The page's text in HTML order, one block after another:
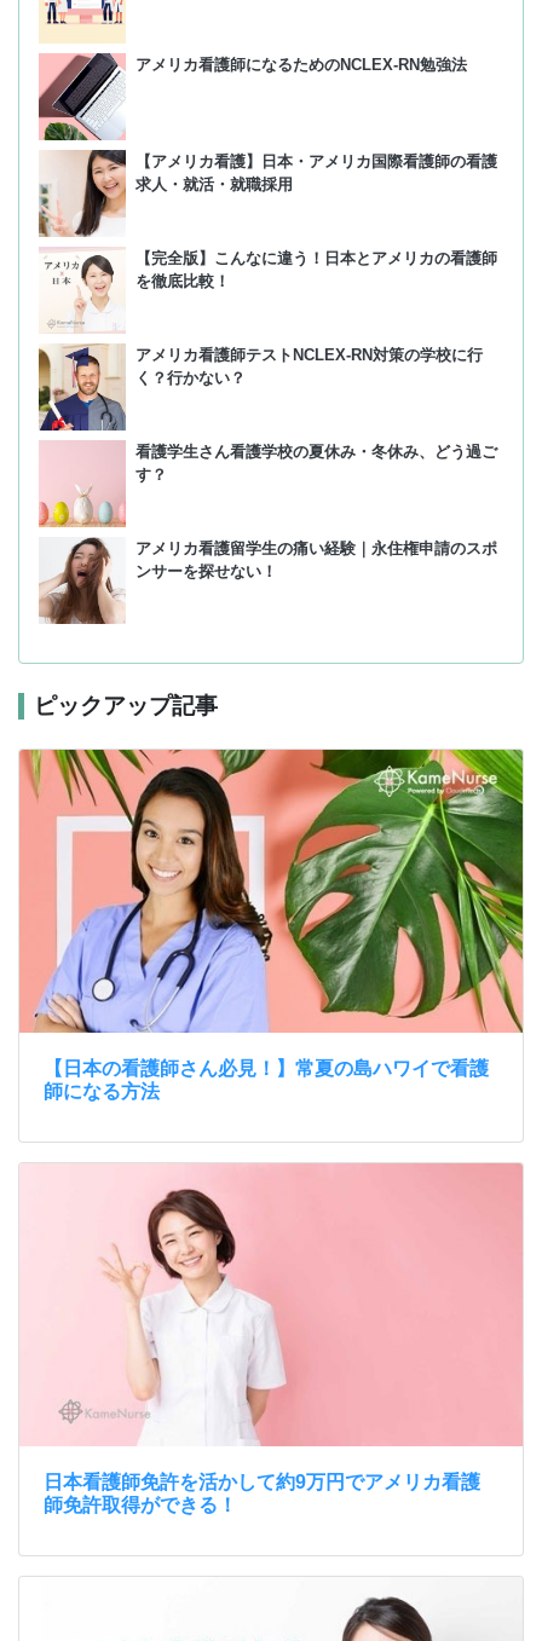
アメリカ看護師になるためのNCLEX-RN勉強法
【アメリカ看護】日本・アメリカ国際看護師の看護
求人・就活・就職採用
【完全版】こんなに違う！日本とアメリカの看護師
を徹底比較！
アメリカ看護師テストNCLEX-RN対策の学校に行
く？行かない？
看護学生さん看護学校の夏休み・冬休み、どう過ご
す？
アメリカ看護留学生の痛い経験｜永住権申請のスポ
ンサーを探せない！
ピックアップ記事
【日本の看護師さん必見！】常夏の島ハワイで看護
師になる方法
日本看護師免許を活かして約9万円でアメリカ看護
師免許取得ができる！